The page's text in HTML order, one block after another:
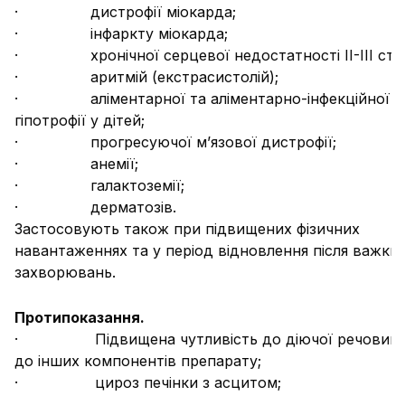
· дистрофії міокарда;
· інфаркту міокарда;
· хронічної серцевої недостатності II-III
· аритмій (екстрасистолій);
· аліментарної та аліментарно-інфекційної
гіпотрофії у дітей;
· прогресуючої м’язової дистрофії;
· анемії;
· галактоземії;
· дерматозів.
Застосовують також при підвищених фізичних
навантаженнях та у період відновлення після
захворювань.
Протипоказання.
· Підвищена чутливість до діючої
до інших компонентів препарату;
· цироз печінки з асцитом;